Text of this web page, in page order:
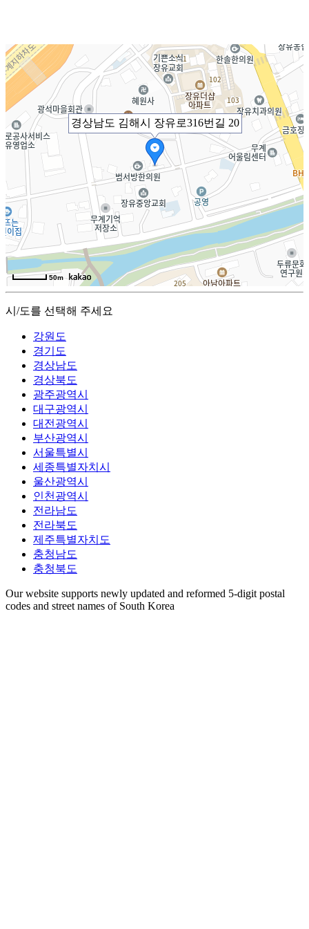
경상남도 김해시 장유로316번길 20
50m
시/도를 선택해 주세요
강원도
경기도
경상남도
경상북도
광주광역시
대구광역시
대전광역시
부산광역시
서울특별시
세종특별자치시
울산광역시
인천광역시
전라남도
전라북도
제주특별자치도
충청남도
충청북도
Our website supports newly updated and reformed 5-digit postal
codes and street names of South Korea